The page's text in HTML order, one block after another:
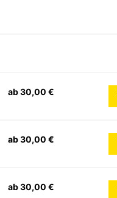
ab 30,00 €
ab 30,00 €
ab 30,00 €